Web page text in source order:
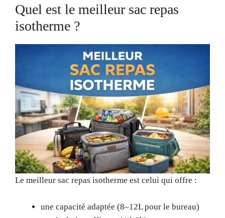
Quel est le meilleur sac repas
isotherme ?
Le meilleur sac repas isotherme est celui qui offre :
une capacité adaptée (8–12L pour le bureau)